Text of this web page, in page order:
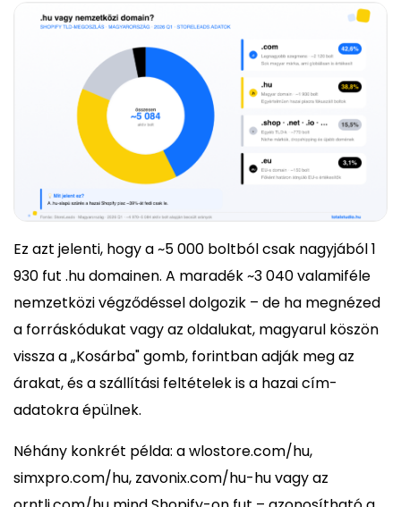
Ez azt jelenti, hogy a ~5 000 boltból csak nagyjából 1
930 fut .hu domainen. A maradék ~3 040 valamiféle
nemzetközi végződéssel dolgozik – de ha megnézed
a forráskódukat vagy az oldalukat, magyarul köszön
vissza a „Kosárba" gomb, forintban adják meg az
árakat, és a szállítási feltételek is a hazai cím­
adatokra épülnek.
Néhány konkrét példa: a wlostore.com/hu,
simxpro.com/hu, zavonix.com/hu-hu vagy az